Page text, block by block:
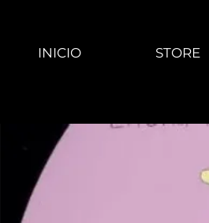
INICIO STORE